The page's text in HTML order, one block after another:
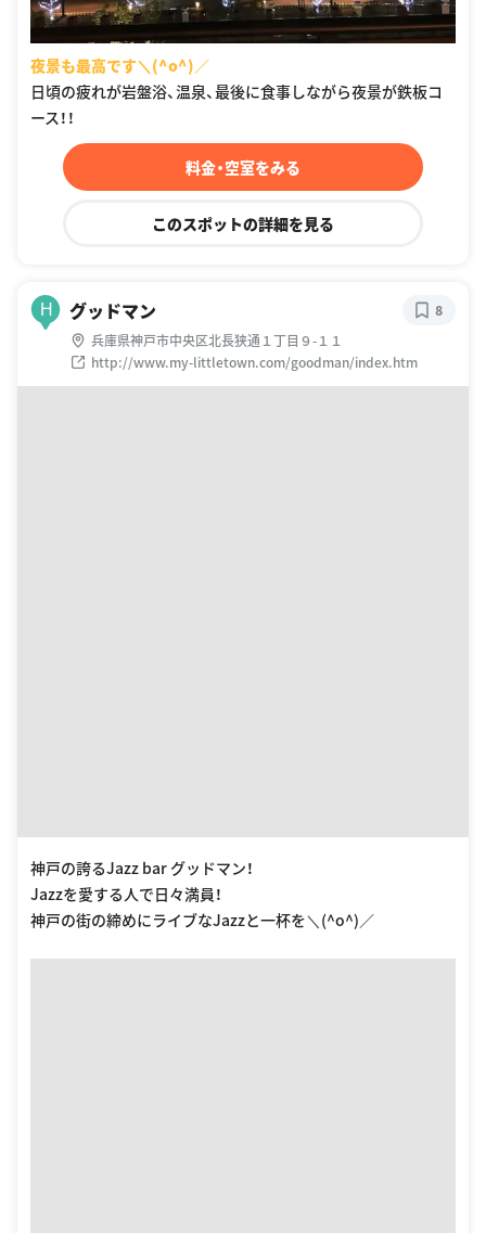
夜景も最高です＼(^o^)／
日頃の疲れが岩盤浴、温泉、最後に食事しながら夜景が鉄板コ
ース！！
料金・空室をみる
このスポットの詳細を見る
H グッドマン
兵庫県神戸市中央区北長狭通１丁目９-１１
http://www.my-littletown.com/goodman/index.htm
8
神戸の誇るJazz bar グッドマン！
Jazzを愛する人で日々満員！
神戸の街の締めにライブなJazzと一杯を＼(^o^)／